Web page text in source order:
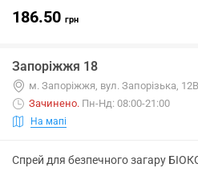
186.50 грн
Запоріжжя 18
м. Запоріжжя, вул. Запорізька, 12В
Зачинено. Пн-Нд: 08:00-21:00
На мапі
Спрей для безпечного загару